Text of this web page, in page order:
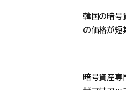
韓国の暗号
の価格が短
暗号資産専